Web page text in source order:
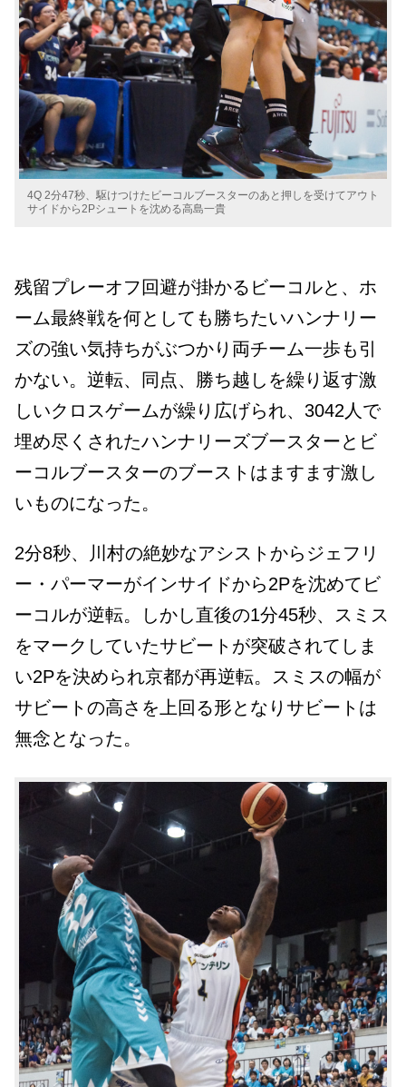
4Q 2分47秒、駆けつけたビーコルブースターのあと押しを受けてアウト
サイドから2Pシュートを沈める高島一貴
残留プレーオフ回避が掛かるビーコルと、ホ
ーム最終戦を何としても勝ちたいハンナリー
ズの強い気持ちがぶつかり両チーム一歩も引
かない。逆転、同点、勝ち越しを繰り返す激
しいクロスゲームが繰り広げられ、3042人で
埋め尽くされたハンナリーズブースターとビ
ーコルブースターのブーストはますます激し
いものになった。
2分8秒、川村の絶妙なアシストからジェフリ
ー・パーマーがインサイドから2Pを沈めてビ
ーコルが逆転。しかし直後の1分45秒、スミス
をマークしていたサビートが突破されてしま
い2Pを決められ京都が再逆転。スミスの幅が
サビートの高さを上回る形となりサビートは
無念となった。